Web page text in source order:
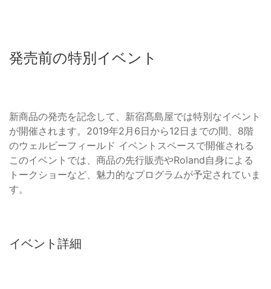
発売前の特別イベント
新商品の発売を記念して、新宿髙島屋では特別なイベント
が開催されます。2019年2月6日から12日までの間、8階
のウェルビーフィールド イベントスペースで開催される
このイベントでは、商品の先行販売やRoland自身による
トークショーなど、魅力的なプログラムが予定されていま
す。
イベント詳細